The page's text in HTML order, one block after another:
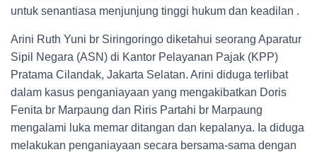
untuk senantiasa menjunjung tinggi hukum dan keadilan .
Arini Ruth Yuni br Siringoringo diketahui seorang Aparatur
Sipil Negara (ASN) di Kantor Pelayanan Pajak (KPP)
Pratama Cilandak, Jakarta Selatan. Arini diduga terlibat
dalam kasus penganiayaan yang mengakibatkan Doris
Fenita br Marpaung dan Riris Partahi br Marpaung
mengalami luka memar ditangan dan kepalanya. Ia diduga
melakukan penganiayaan secara bersama-sama dengan